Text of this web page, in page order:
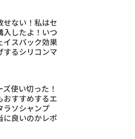
せない！私はセ
入したよ！いつ
イスパック効果
するシリコンマ
使い切った！
おすすめするエ
ラソシャンプ
に良いのかレポ